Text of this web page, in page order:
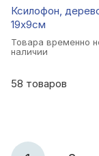
Ксилофон,
19x9см
Товара временно
наличии
58 товаров